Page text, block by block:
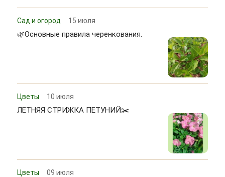
Сад и огород 15 июля
🌿Основные правила черенкования.
Цветы 10 июля
ЛЕТНЯЯ СТРИЖКА ПЕТУНИЙ✂️
Цветы 09 июля